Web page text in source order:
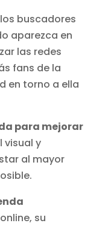
buscadores
aparezca en
las redes
fans de la
en torno a ella
para mejorar
visual y
al mayor
su